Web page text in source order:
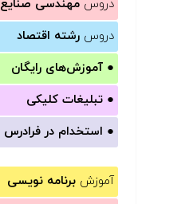
دروس مهندسی صنایع
دروس رشته اقتصاد
● آموزش‌های رایگان
● تبلیغات کلیکی
● استخدام در فرادرس
آموزش برنامه نویسی